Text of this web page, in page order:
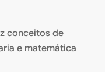
conceitos de
e matemática